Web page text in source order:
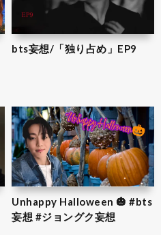
bts妄想/「独り占め」EP9
Unhappy Halloween 🎃 #bts
妄想 #ジョングク妄想